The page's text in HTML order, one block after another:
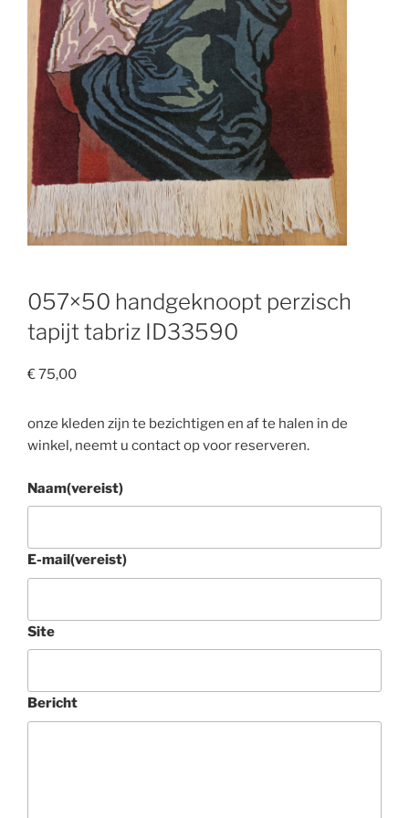
057×50 handgeknoopt perzisch
tapijt tabriz ID33590
€75,00
onze kleden zijn te bezichtigen en af te halen in de
winkel, neemt u contact op voor reserveren.
Naam(vereist)
E-mail(vereist)
Site
Bericht